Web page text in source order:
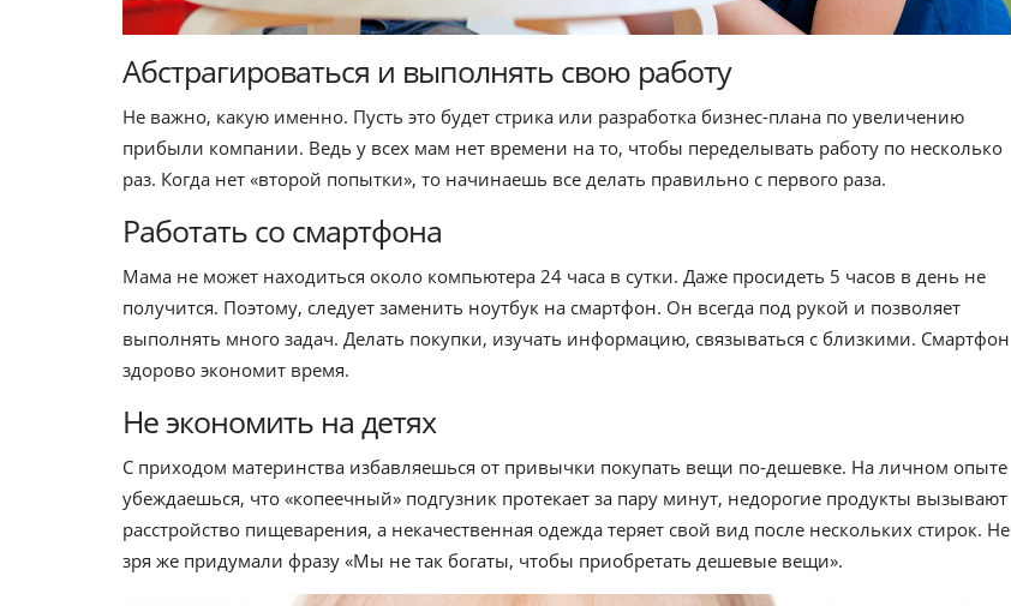
Абстрагироваться и выполнять свою работу
Не важно, какую именно. Пусть это будет стрика или разработка бизнес-плана по увеличению
прибыли компании. Ведь у всех мам нет времени на то, чтобы переделывать работу по несколько
раз. Когда нет «второй попытки», то начинаешь все делать правильно с первого раза.
Работать со смартфона
Мама не может находиться около компьютера 24 часа в сутки. Даже просидеть 5 часов в день не
получится. Поэтому, следует заменить ноутбук на смартфон. Он всегда под рукой и позволяет
выполнять много задач. Делать покупки, изучать информацию, связываться с близкими. Смартфон
здорово экономит время.
Не экономить на детях
С приходом материнства избавляешься от привычки покупать вещи по-дешевке. На личном опыте
убеждаешься, что «копеечный» подгузник протекает за пару минут, недорогие продукты вызывают
расстройство пищеварения, а некачественная одежда теряет свой вид после нескольких стирок. Не
зря же придумали фразу «Мы не так богаты, чтобы приобретать дешевые вещи».